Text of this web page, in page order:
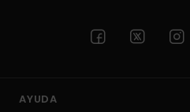
AYUDA